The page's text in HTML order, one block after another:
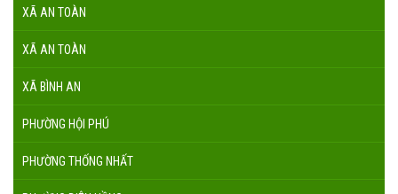
XÃ AN TOÀN
XÃ AN TOÀN
XÃ BÌNH AN
PHƯỜNG HỘI PHÚ
PHƯỜNG THỐNG NHẤT